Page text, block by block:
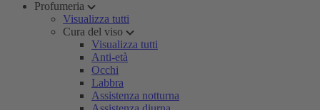
Profumeria
Visualizza tutti
Cura del viso
Visualizza tutti
Anti-età
Occhi
Labbra
Assistenza notturna